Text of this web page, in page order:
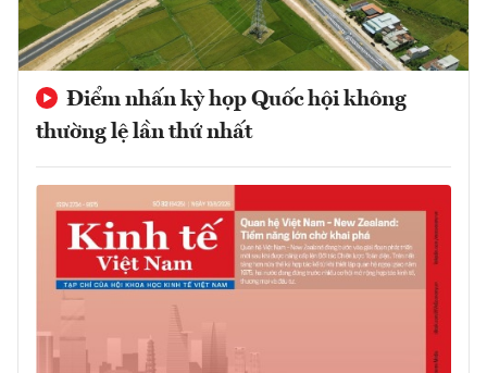
Điểm nhấn kỳ họp Quốc hội không
thường lệ lần thứ nhất